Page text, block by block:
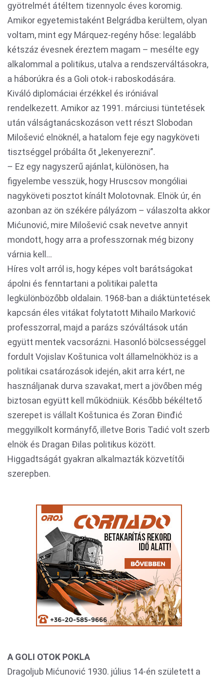
gyötrelmét átéltem tizennyolc éves koromig.
Amikor egyetemistaként Belgrádba kerültem, olyan
voltam, mint egy Márquez-regény hőse: legalább
kétszáz évesnek éreztem magam – mesélte egy
alkalommal a politikus, utalva a rendszerváltásokra,
a háborúkra és a Goli otok-i raboskodására.
Kiváló diplomáciai érzékkel és iróniával
rendelkezett. Amikor az 1991. márciusi tüntetések
után válságtanácskozáson vett részt Slobodan
Milošević elnöknél, a hatalom feje egy nagyköveti
tisztséggel próbálta őt „lekenyerezni”.
– Ez egy nagyszerű ajánlat, különösen, ha
figyelembe vesszük, hogy Hruscsov mongóliai
nagyköveti posztot kínált Molotovnak. Elnök úr, én
azonban az ön székére pályázom – válaszolta akkor
Mićunović, mire Milošević csak nevetve annyit
mondott, hogy arra a professzornak még bizony
várnia kell…
Híres volt arról is, hogy képes volt barátságokat
ápolni és fenntartani a politikai paletta
legkülönbözőbb oldalain. 1968-ban a diáktüntetések
kapcsán éles vitákat folytatott Mihailo Marković
professzorral, majd a parázs szóváltások után
együtt mentek vacsorázni. Hasonló bölcsességgel
fordult Vojislav Koštunica volt államelnökhöz is a
politikai csatározások idején, akit arra kért, ne
használjanak durva szavakat, mert a jövőben még
biztosan együtt kell működniük. Később békéltető
szerepet is vállalt Koštunica és Zoran Đinđić
meggyilkolt kormányfő, illetve Boris Tadić volt szerb
elnök és Dragan Đilas politikus között.
Higgadtságát gyakran alkalmazták közvetítői
szerepben.
A GOLI OTOK POKLA
Dragoljub Mićunović 1930. július 14-én született a